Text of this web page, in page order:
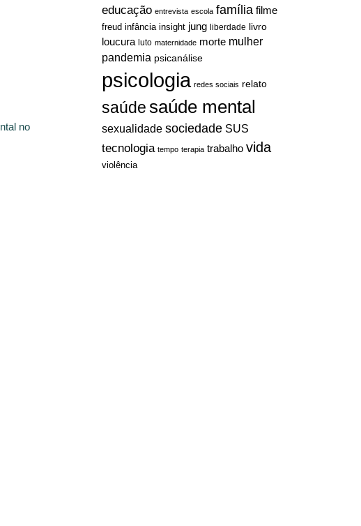
educação entrevista escola família filme
freud infância insight jung liberdade livro
loucura luto maternidade morte mulher
pandemia psicanálise
psicologia redes sociais relato
saúdesaúde mental
sexualidade sociedade SUS
tecnologia tempo terapia trabalho vida
violência
no